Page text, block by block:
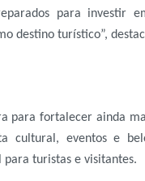
para investir
destino turístico”,
para fortalecer ainda
cultural, eventos e
turistas e visitantes.